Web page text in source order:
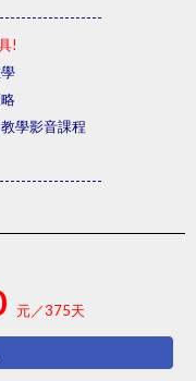
!
學影音課程
元／375天